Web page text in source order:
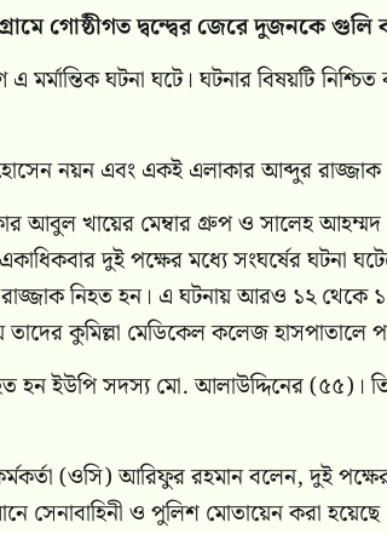
গোষ্ঠীগত দ্বন্দ্বের জেরে দুজনকে গুলি
ঘটনা ঘটে। ঘটনার বিষয়টি নিশ্চিত
নয়ন এবং একই এলাকার আব্দুর
আবুল খায়ের মেম্বার গ্রুপ ও সালেহ আহম্মদ
দুই পক্ষের মধ্যে সংঘর্ষের ঘটনা
রাজ্জাক নিহত হন। এ ঘটনায় আরও ১২
কুমিল্লা মেডিকেল কলেজ হাসপাতালে
ইউপি সদস্য মো. আলাউদ্দিনের (৫৫)।
(ওসি) আরিফুর রহমান বলেন, দুই
সেনাবাহিনী ও পুলিশ মোতায়েন করা